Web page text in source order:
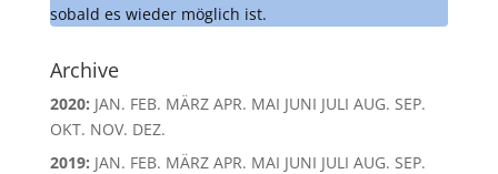
sobald es wieder möglich ist.
Archive
2020: JAN. FEB. MÄRZ APR. MAI JUNI JULI AUG. SEP.
OKT. NOV. DEZ.
2019: JAN. FEB. MÄRZ APR. MAI JUNI JULI AUG. SEP.